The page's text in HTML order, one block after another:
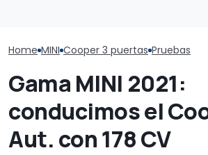
Home MINI Cooper 3 puertas Pruebas
Gama MINI 2021:
conducimos el
Aut. con 178 CV